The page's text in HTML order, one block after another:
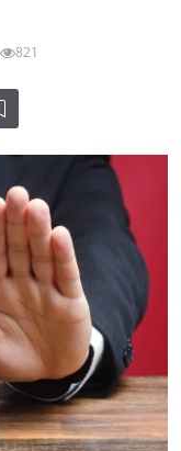
821